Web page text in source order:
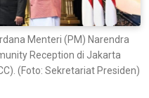
Menteri (PM) Narendra
Reception di Jakarta
(Foto: Sekretariat Presiden)